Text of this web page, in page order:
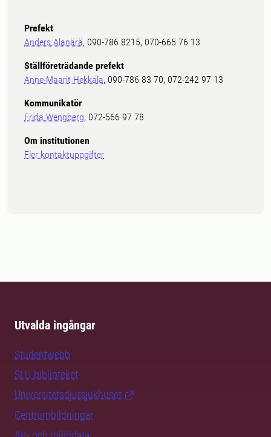
Prefekt
Anders Alanärä, 090-786 8215, 070-665 76 13
Ställföreträdande prefekt
Anne-Maarit Hekkala, 090-786 83 70, 072-242 97 13
Kommunikatör
Frida Wengberg, 072-566 97 78
Om institutionen
Fler kontaktuppgifter
Utvalda ingångar
Studentwebb
SLU-biblioteket
Universitetsdjursjukhuset
Centrumbildningar